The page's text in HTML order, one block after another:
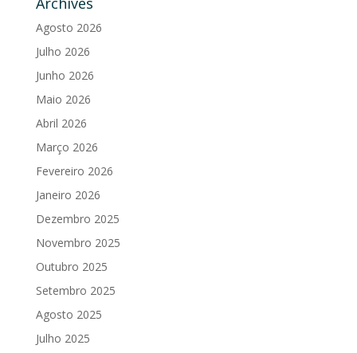
Agosto 2026
Julho 2026
Junho 2026
Maio 2026
Abril 2026
Março 2026
Fevereiro 2026
Janeiro 2026
Dezembro 2025
Novembro 2025
Outubro 2025
Setembro 2025
Agosto 2025
Julho 2025